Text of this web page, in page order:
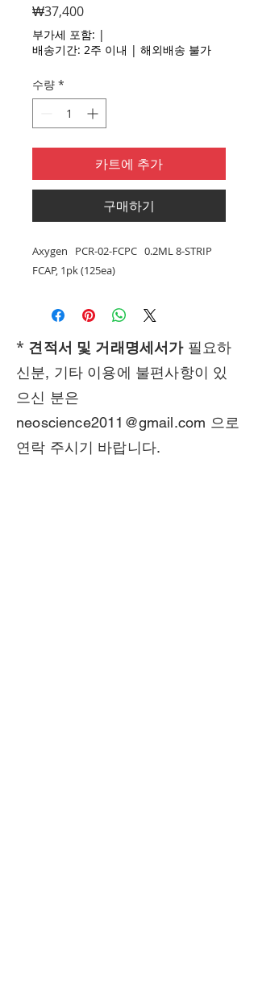
₩37,400가
격
부가세 포함: |
배송기간: 2주 이내 | 해외배송 불가
수량 *
카트에 추가
구매하기
Axygen PCR-02-FCPC 0.2ML 8-STRIP
FCAP, 1pk (125ea)
* 견적서 및 거래명세서가필요하
신분, 기타 이용에 불편사항이 있
으신 분은
neoscience2011@gmail.com 으로
연락 주시기 바랍니다.